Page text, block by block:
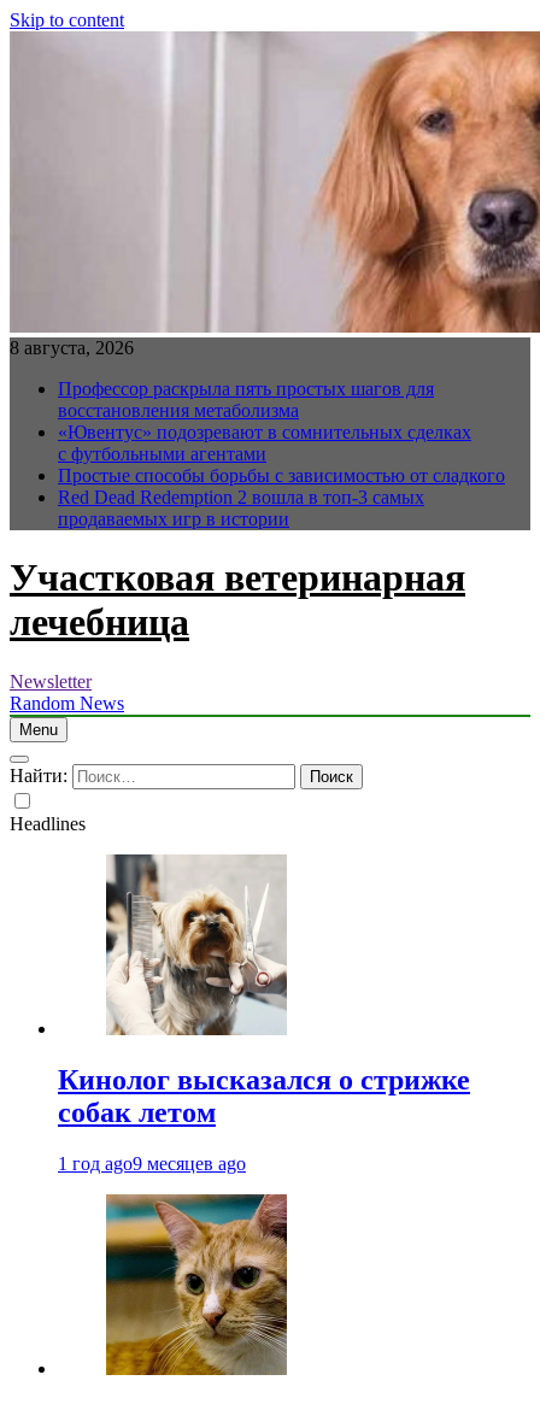
Skip to content
8 августа, 2026
Профессор раскрыла пять простых шагов для
восстановления метаболизма
«Ювентус» подозревают в сомнительных сделках
с футбольными агентами
Простые способы борьбы с зависимостью от сладкого
Red Dead Redemption 2 вошла в топ-3 самых
продаваемых игр в истории
Участковая ветеринарная
лечебница
Newsletter
Random News
Menu
Найти:
Headlines
Кинолог высказался о стрижке
собак летом
1 год ago9 месяцев ago